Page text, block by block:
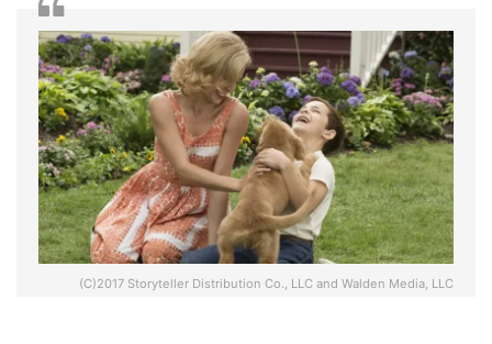
(C)2017 Storyteller Distribution Co., LLC and Walden Media, LLC